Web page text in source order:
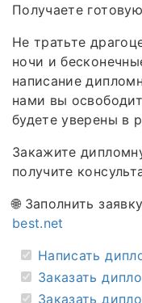
Получаете
Не тратьте
ночи и
написание
нами вы
будете уверены в
Закажите
получите
🌐 Заполнить
best.net
Написать
Заказать
Заказать